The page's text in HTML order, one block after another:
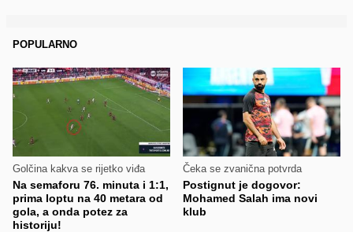
POPULARNO
Golčina kakva se rijetko viđa
Na semaforu 76. minuta i 1:1,
prima loptu na 40 metara od
gola, a onda potez za
historiju!
Čeka se zvanična potvrda
Postignut je dogovor:
Mohamed Salah ima novi
klub